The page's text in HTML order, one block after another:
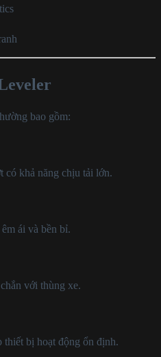
bao gồm:
có khả năng chịu tải lớn.
ái và bền bỉ.
với thùng xe.
bị hoạt động ổn định.